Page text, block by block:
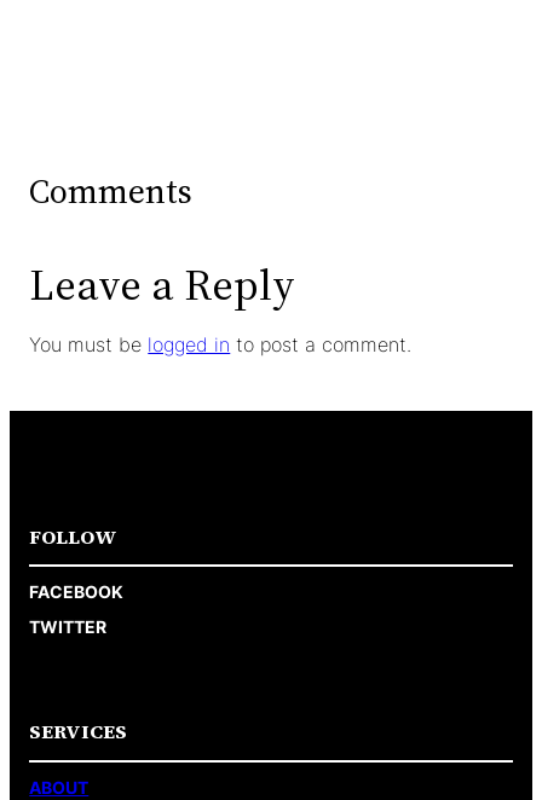
Comments
Leave a Reply
You must be logged in to post a comment.
FOLLOW
FACEBOOK
TWITTER
SERVICES
ABOUT